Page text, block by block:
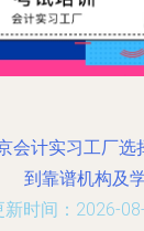
会计实习工厂选
到靠谱机构及
新时间：2026-